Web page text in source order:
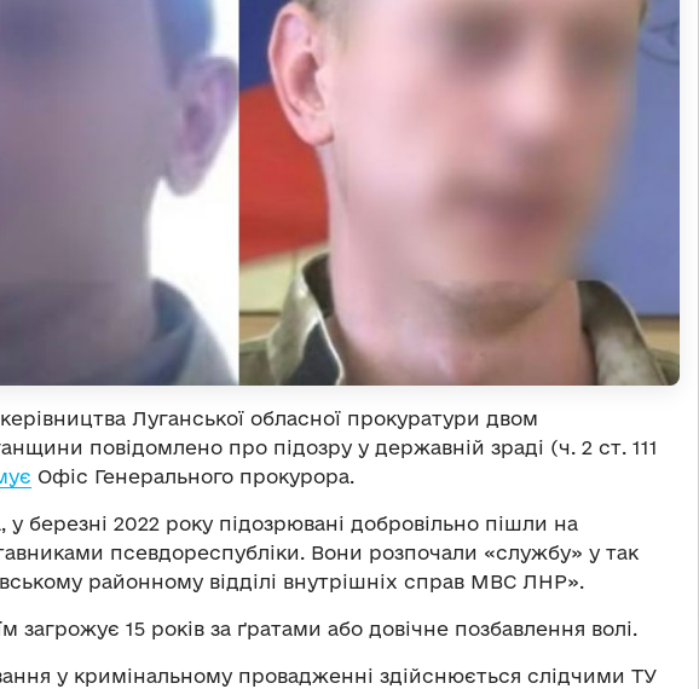
Луганської обласної прокуратури двом
повідомлено про підозру у державній зраді (ч. 2 ст. 111
Офіс Генерального прокурора.
у березні 2022 року підозрювані добровільно пішли на
псевдореспубліки. Вони розпочали «службу» у так
районному відділі внутрішніх справ МВС ЛНР».
загрожує 15 років за ґратами або довічне позбавлення волі.
у кримінальному провадженні здійснюється слідчими ТУ